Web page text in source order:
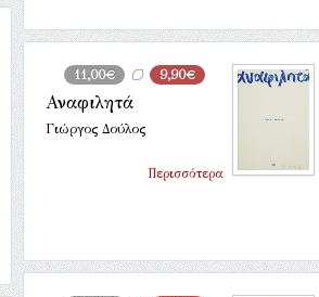
11,00€ 9,90€
Αναφιλητά
Γιώργος Δούλος
Περισσότερα